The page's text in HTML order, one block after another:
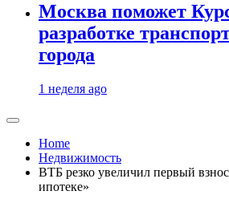
Москва поможет
разработке
города
1 неделя ago
Home
Недвижимость
ВТБ резко увеличил первый
ипотеке»